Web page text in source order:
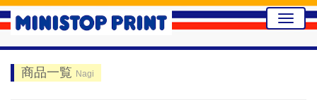
Toggle
商品一覧 Nagi